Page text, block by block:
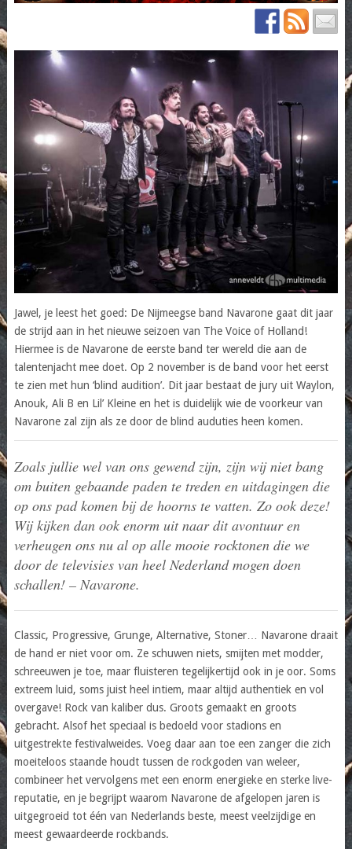
Jawel, je leest het goed: De Nijmeegse band Navarone gaat dit jaar
de strijd aan in het nieuwe seizoen van The Voice of Holland!
Hiermee is de Navarone de eerste band ter wereld die aan de
talentenjacht mee doet. Op 2 november is de band voor het eerst
te zien met hun ‘blind audition’. Dit jaar bestaat de jury uit Waylon,
Anouk, Ali B en Lil’ Kleine en het is duidelijk wie de voorkeur van
Navarone zal zijn als ze door de blind auduties heen komen.
Zoals jullie wel van ons gewend zijn, zijn wij niet bang
om buiten gebaande paden te treden en uitdagingen die
op ons pad komen bij de hoorns te vatten. Zo ook deze!
Wij kijken dan ook enorm uit naar dit avontuur en
verheugen ons nu al op alle mooie rocktonen die we
door de televisies van heel Nederland mogen doen
schallen! – Navarone.
Classic, Progressive, Grunge, Alternative, Stoner… Navarone draait
de hand er niet voor om. Ze schuwen niets, smijten met modder,
schreeuwen je toe, maar fluisteren tegelijkertijd ook in je oor. Soms
extreem luid, soms juist heel intiem, maar altijd authentiek en vol
overgave! Rock van kaliber dus. Groots gemaakt en groots
gebracht. Alsof het speciaal is bedoeld voor stadions en
uitgestrekte festivalweides. Voeg daar aan toe een zanger die zich
moeiteloos staande houdt tussen de rockgoden van weleer,
combineer het vervolgens met een enorm energieke en sterke live-
reputatie, en je begrijpt waarom Navarone de afgelopen jaren is
uitgegroeid tot één van Nederlands beste, meest veelzijdige en
meest gewaardeerde rockbands.